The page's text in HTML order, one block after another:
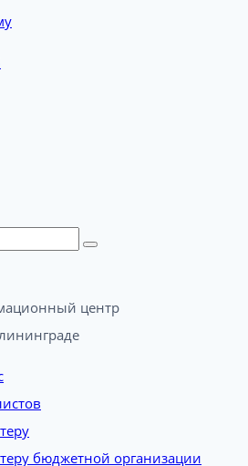
центр
бюджетной организации